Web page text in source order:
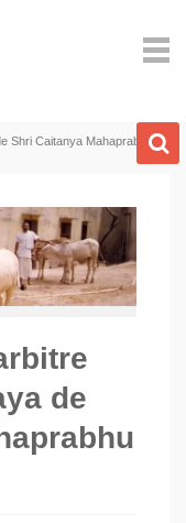
Shri Caitanya Mahaprabhu
de